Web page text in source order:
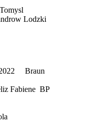
Lodzki
Braun
Fabiene BP